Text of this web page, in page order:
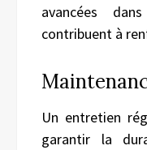
avancées
contribuent à
Un entretien
garantir la